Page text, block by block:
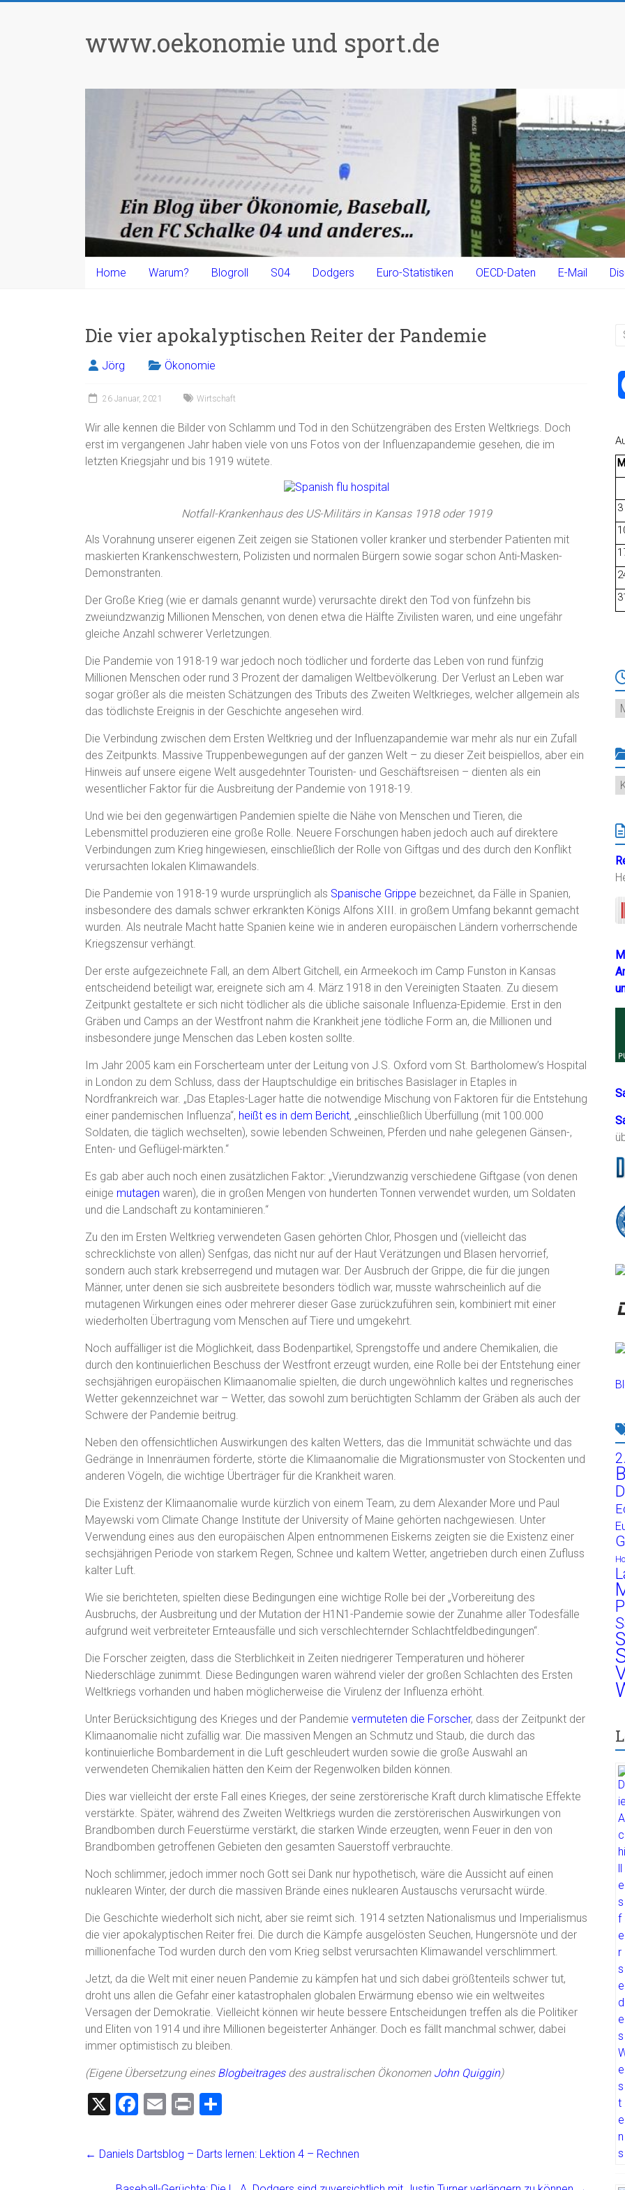
www.oekonomie und sport.de
Home Warum? Blogroll S04 Dodgers Euro-Statistiken OECD-Daten E-Mail
Die vier apokalyptischen Reiter der Pandemie
Jörg Ökonomie
26 Januar, 2021 Wirtschaft
Wir alle kennen die Bilder von Schlamm und Tod in den Schützengräben des Ersten Weltkriegs. Doch
erst im vergangenen Jahr haben viele von uns Fotos von der Influenzapandemie gesehen, die im
letzten Kriegsjahr und bis 1919 wütete.
Notfall-Krankenhaus des US-Militärs in Kansas 1918 oder 1919
Als Vorahnung unserer eigenen Zeit zeigen sie Stationen voller kranker und sterbender Patienten mit
maskierten Krankenschwestern, Polizisten und normalen Bürgern sowie sogar schon Anti-Masken-
Demonstranten.
Der Große Krieg (wie er damals genannt wurde) verursachte direkt den Tod von fünfzehn bis
zweiundzwanzig Millionen Menschen, von denen etwa die Hälfte Zivilisten waren, und eine ungefähr
gleiche Anzahl schwerer Verletzungen.
Die Pandemie von 1918-19 war jedoch noch tödlicher und forderte das Leben von rund fünfzig
Millionen Menschen oder rund 3 Prozent der damaligen Weltbevölkerung. Der Verlust an Leben war
sogar größer als die meisten Schätzungen des Tributs des Zweiten Weltkrieges, welcher allgemein als
das tödlichste Ereignis in der Geschichte angesehen wird.
Die Verbindung zwischen dem Ersten Weltkrieg und der Influenzapandemie war mehr als nur ein Zufall
des Zeitpunkts. Massive Truppenbewegungen auf der ganzen Welt – zu dieser Zeit beispiellos, aber ein
Hinweis auf unsere eigene Welt ausgedehnter Touristen- und Geschäftsreisen – dienten als ein
wesentlicher Faktor für die Ausbreitung der Pandemie von 1918-19.
Und wie bei den gegenwärtigen Pandemien spielte die Nähe von Menschen und Tieren, die
Lebensmittel produzieren eine große Rolle. Neuere Forschungen haben jedoch auch auf direktere
Verbindungen zum Krieg hingewiesen, einschließlich der Rolle von Giftgas und des durch den Konflikt
verursachten lokalen Klimawandels.
Die Pandemie von 1918-19 wurde ursprünglich als Spanische Grippe bezeichnet, da Fälle in Spanien,
insbesondere des damals schwer erkrankten Königs Alfons XIII. in großem Umfang bekannt gemacht
wurden. Als neutrale Macht hatte Spanien keine wie in anderen europäischen Ländern vorherrschende
Kriegszensur verhängt.
Der erste aufgezeichnete Fall, an dem Albert Gitchell, ein Armeekoch im Camp Funston in Kansas
entscheidend beteiligt war, ereignete sich am 4. März 1918 in den Vereinigten Staaten. Zu diesem
Zeitpunkt gestaltete er sich nicht tödlicher als die übliche saisonale Influenza-Epidemie. Erst in den
Gräben und Camps an der Westfront nahm die Krankheit jene tödliche Form an, die Millionen und
insbesondere junge Menschen das Leben kosten sollte.
Im Jahr 2005 kam ein Forscherteam unter der Leitung von J.S. Oxford vom St. Bartholomew’s Hospital
in London zu dem Schluss, dass der Hauptschuldige ein britisches Basislager in Etaples in
Nordfrankreich war. „Das Etaples-Lager hatte die notwendige Mischung von Faktoren für die Entstehung
einer pandemischen Influenza“, heißt es in dem Bericht, „einschließlich Überfüllung (mit 100.000
Soldaten, die täglich wechselten), sowie lebenden Schweinen, Pferden und nahe gelegenen Gänsen-,
Enten- und Geflügel-märkten.“
Es gab aber auch noch einen zusätzlichen Faktor: „Vierundzwanzig verschiedene Giftgase (von denen
einige mutagen waren), die in großen Mengen von hunderten Tonnen verwendet wurden, um Soldaten
und die Landschaft zu kontaminieren.“
Zu den im Ersten Weltkrieg verwendeten Gasen gehörten Chlor, Phosgen und (vielleicht das
schrecklichste von allen) Senfgas, das nicht nur auf der Haut Verätzungen und Blasen hervorrief,
sondern auch stark krebserregend und mutagen war. Der Ausbruch der Grippe, die für die jungen
Männer, unter denen sie sich ausbreitete besonders tödlich war, musste wahrscheinlich auf die
mutagenen Wirkungen eines oder mehrerer dieser Gase zurückzuführen sein, kombiniert mit einer
wiederholten Übertragung vom Menschen auf Tiere und umgekehrt.
Noch auffälliger ist die Möglichkeit, dass Bodenpartikel, Sprengstoffe und andere Chemikalien, die
durch den kontinuierlichen Beschuss der Westfront erzeugt wurden, eine Rolle bei der Entstehung einer
sechsjährigen europäischen Klimaanomalie spielten, die durch ungewöhnlich kaltes und regnerisches
Wetter gekennzeichnet war – Wetter, das sowohl zum berüchtigten Schlamm der Gräben als auch der
Schwere der Pandemie beitrug.
Neben den offensichtlichen Auswirkungen des kalten Wetters, das die Immunität schwächte und das
Gedränge in Innenräumen förderte, störte die Klimaanomalie die Migrationsmuster von Stockenten und
anderen Vögeln, die wichtige Überträger für die Krankheit waren.
Die Existenz der Klimaanomalie wurde kürzlich von einem Team, zu dem Alexander More und Paul
Mayewski vom Climate Change Institute der University of Maine gehörten nachgewiesen. Unter
Verwendung eines aus den europäischen Alpen entnommenen Eiskerns zeigten sie die Existenz einer
sechsjährigen Periode von starkem Regen, Schnee und kaltem Wetter, angetrieben durch einen Zufluss
kalter Luft.
Wie sie berichteten, spielten diese Bedingungen eine wichtige Rolle bei der „Vorbereitung des
Ausbruchs, der Ausbreitung und der Mutation der H1N1-Pandemie sowie der Zunahme aller Todesfälle
aufgrund weit verbreiteter Ernteausfälle und sich verschlechternder Schlachtfeldbedingungen“.
Die Forscher zeigten, dass die Sterblichkeit in Zeiten niedrigerer Temperaturen und höherer
Niederschläge zunimmt. Diese Bedingungen waren während vieler der großen Schlachten des Ersten
Weltkriegs vorhanden und haben möglicherweise die Virulenz der Influenza erhöht.
Unter Berücksichtigung des Krieges und der Pandemie vermuteten die Forscher, dass der Zeitpunkt der
Klimaanomalie nicht zufällig war. Die massiven Mengen an Schmutz und Staub, die durch das
kontinuierliche Bombardement in die Luft geschleudert wurden sowie die große Auswahl an
verwendeten Chemikalien hätten den Keim der Regenwolken bilden können.
Dies war vielleicht der erste Fall eines Krieges, der seine zerstörerische Kraft durch klimatische Effekte
verstärkte. Später, während des Zweiten Weltkriegs wurden die zerstörerischen Auswirkungen von
Brandbomben durch Feuerstürme verstärkt, die starken Winde erzeugten, wenn Feuer in den von
Brandbomben getroffenen Gebieten den gesamten Sauerstoff verbrauchte.
Noch schlimmer, jedoch immer noch Gott sei Dank nur hypothetisch, wäre die Aussicht auf einen
nuklearen Winter, der durch die massiven Brände eines nuklearen Austauschs verursacht würde.
Die Geschichte wiederholt sich nicht, aber sie reimt sich. 1914 setzten Nationalismus und Imperialismus
die vier apokalyptischen Reiter frei. Die durch die Kämpfe ausgelösten Seuchen, Hungersnöte und der
millionenfache Tod wurden durch den vom Krieg selbst verursachten Klimawandel verschlimmert.
Jetzt, da die Welt mit einer neuen Pandemie zu kämpfen hat und sich dabei größtenteils schwer tut,
droht uns allen die Gefahr einer katastrophalen globalen Erwärmung ebenso wie ein weltweites
Versagen der Demokratie. Vielleicht können wir heute bessere Entscheidungen treffen als die Politiker
und Eliten von 1914 und ihre Millionen begeisterter Anhänger. Doch es fällt manchmal schwer, dabei
immer optimistisch zu bleiben.
(Eigene Übersetzung eines Blogbeitragesdes australischen Ökonomen John Quiggin)
X
F
ce
E
ai
Pr
t
e
← Daniels Dartsblog – Darts lernen: Lektion 4 – Rechnen
M
3